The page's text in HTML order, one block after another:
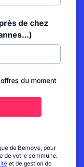
de chez
du moment
de Bemove, pour
de votre commune.
et de gestion de